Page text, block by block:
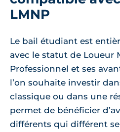
LMNP
Le bail étudiant est
avec le statut de Loueur
Professionnel et ses
l’on souhaite investir
classique ou dans une
permet de bénéficier
différents qui différent